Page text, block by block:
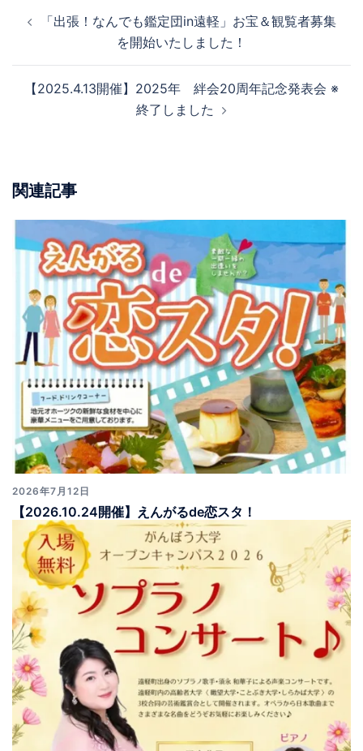
稿
ン
「出張！なんでも鑑定団in遠軽」お宝＆観覧者募集
を開始いたしました！
【2025.4.13開催】2025年 絆会20周年記念発表会 ※
終了しました
関連記事
2026年7月12日
【2026.10.24開催】えんがるde恋スタ！